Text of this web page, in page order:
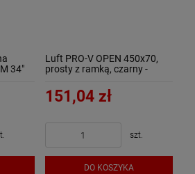
34"
Luft PRO-V OPEN 450x70,
prosty z ramką, czarny -
151,04 zł
szt.
DO KOSZYKA